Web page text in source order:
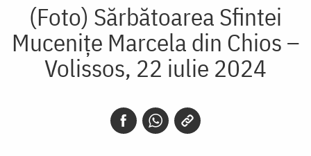
(Foto) Sărbătoarea Sfintei
Mucenițe Marcela din Chios –
Volissos, 22 iulie 2024